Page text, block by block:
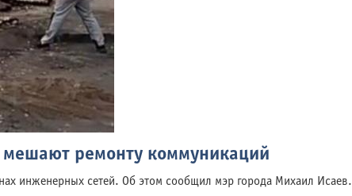
мешают ремонту коммуникаций
инженерных сетей. Об этом сообщил мэр города Михаил Исаев.